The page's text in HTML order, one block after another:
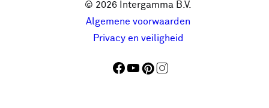
© 2026 Intergamma B.V.
Algemene voorwaarden
Privacy en veiligheid